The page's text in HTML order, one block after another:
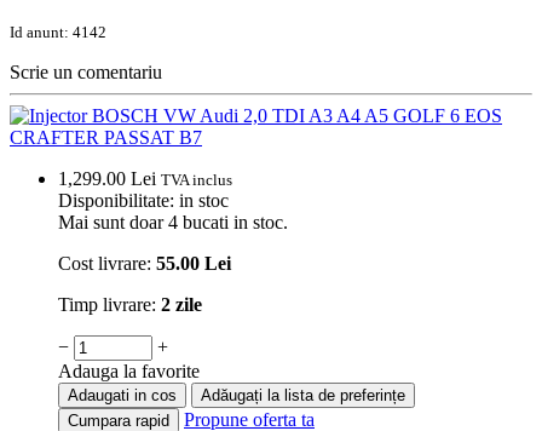
Id anunt: 4142
Scrie un comentariu
1,299.00 Lei TVA inclus
Disponibilitate: in stoc
Mai sunt doar 4 bucati in stoc.
Cost livrare: 55.00 Lei
Timp livrare: 2 zile
−
+
Adauga la favorite
Adaugati in cos
Adăugați la lista de preferințe
Cumpara rapid
Propune oferta ta